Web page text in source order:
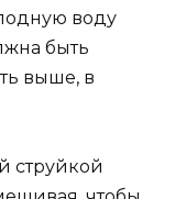
воду
быть
выше, в
струйкой